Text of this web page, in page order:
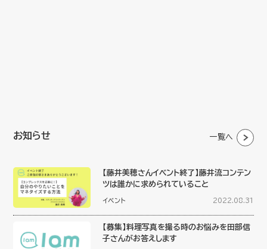
お知らせ 一覧へ
【藤井美穂さんイベント終了】藤井流コンテン
ツは誰かに求められていること
イベント 2022.08.31
【募集】料理写真を撮る時のお悩みを田部信
子さんがお答えします